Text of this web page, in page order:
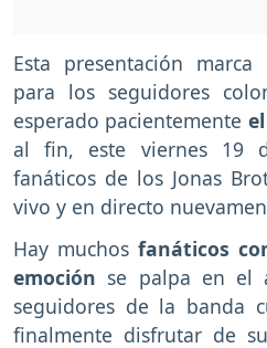
Esta presentación
para los seguidores
esperado pacientemente
al fin, este viernes 19
fanáticos de los Jonas
vivo y en directo
Hay muchosfanáticos
emoción se palpa en el
seguidores de la banda
finalmente disfrutar de